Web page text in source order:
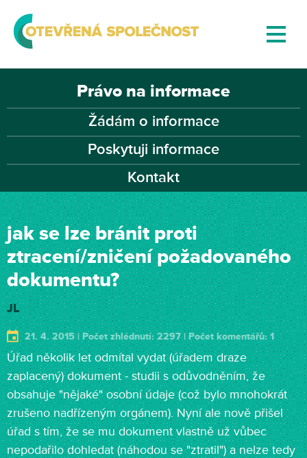
Právo na informace
Žádám o informace
Poskytuji informace
Kontakt
jak se lze bránit proti
ztracení/zničení požadovaného
dokumentu?
JL
21. 4. 2015 | Počet zhlédnutí: 2297 | Počet komentářů: 1
Úřad několik let odmítal vydat (úřadem draze
zaplacený) dokument - studii s odůvodněním, že
obsahuje "nějaké" osobní údaje (což bylo mnohokrát
zrušeno nadřízeným orgánem). Nyní ale nově přišel
úřad s tím, že se mu dokument vlastně už vůbec
nepodařilo dohledat (náhodou se "ztratil") a nelze tedy